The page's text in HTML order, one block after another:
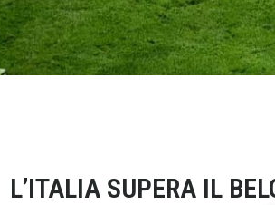
L’ITALIA SUPERA IL